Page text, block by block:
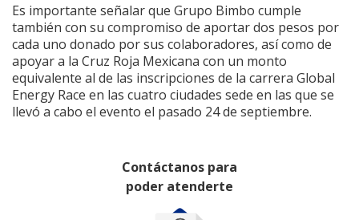
Es importante señalar que Grupo Bimbo cumple
también con su compromiso de aportar dos pesos por
cada uno donado por sus colaboradores, así como de
apoyar a la Cruz Roja Mexicana con un monto
equivalente al de las inscripciones de la carrera Global
Energy Race en las cuatro ciudades sede en las que se
llevó a cabo el evento el pasado 24 de septiembre.
Contáctanos para
poder atenderte